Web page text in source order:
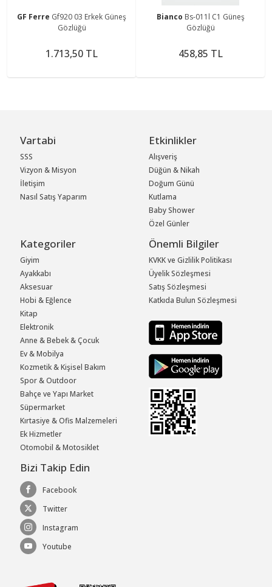
GF Ferre Gf920 03 Erkek Güneş
Gözlüğü
1.713,50 TL
Bianco Bs-011l C1 Güneş
Gözlüğü
458,85 TL
Vartabi
SSS
Vizyon & Misyon
İletişim
Nasıl Satış Yaparım
Etkinlikler
Alışveriş
Düğün & Nikah
Doğum Günü
Kutlama
Baby Shower
Özel Günler
Kategoriler
Giyim
Ayakkabı
Aksesuar
Hobi & Eğlence
Kitap
Elektronik
Anne & Bebek & Çocuk
Ev & Mobilya
Kozmetik & Kişisel Bakım
Spor & Outdoor
Bahçe ve Yapı Market
Süpermarket
Kırtasiye & Ofis Malzemeleri
Ek Hizmetler
Otomobil & Motosiklet
Önemli Bilgiler
KVKK ve Gizlilik Politikası
Üyelik Sözleşmesi
Satış Sözleşmesi
Katkıda Bulun Sözleşmesi
Bizi Takip Edin
Facebook
Twitter
Instagram
Youtube